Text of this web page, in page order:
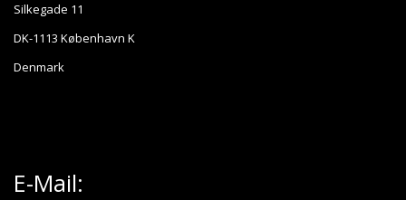
Silkegade 11
DK-1113 København K
Denmark
E-Mail: